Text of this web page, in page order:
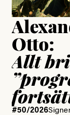
Otto:
Allt
#50/2026